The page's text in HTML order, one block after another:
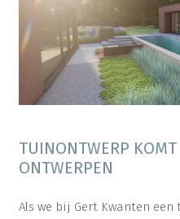
TUINONTWERP
ONTWERPEN
Als we bij Gert Kwanten